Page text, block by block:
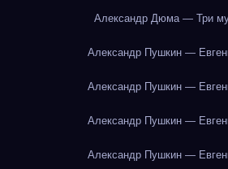
Александр Дюма — Три
Александр Пушкин —
Александр Пушкин —
Александр Пушкин —
Александр Пушкин —